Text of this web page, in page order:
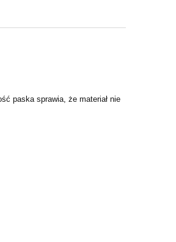
paska sprawia, że materiał nie